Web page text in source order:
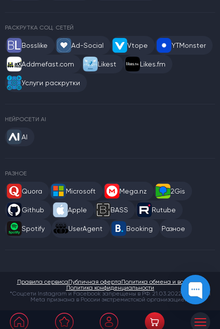
РАСКРУТКА СОЦ. СЕТЕЙ
Bosslike Ad-Social Vtope YTMonster
Addmefast.com Likest Likes.fm
Услуги раскрутки
НЕЙРОСЕТИ AI
AI
РАЗНОЕ
Quora Microsoft Mega.nz 2Gis
Github Apple BASS Rutube
Spotify UserAgent Booking Разное
*Соцсети Instagram и Facebook запрещены в РФ. 21.03.2022 компания
Meta признана в России экстремистской организацией.
Правила сервисаПубличная офертаПолитика обмена и возврата
Политика конфиденциальности